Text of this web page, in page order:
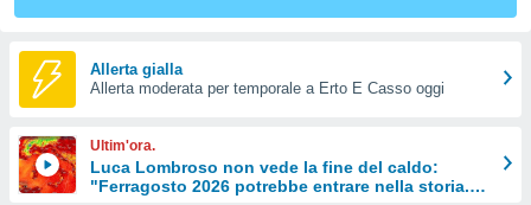
di
Web
le
Allerta gialla
Allerta moderata per temporale a Erto E Casso oggi
Ultim'ora.
Luca Lombroso non vede la fine del caldo:
"Ferragosto 2026 potrebbe entrare nella storia.